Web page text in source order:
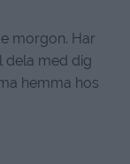
morgon. Har
med dig
hemma hos